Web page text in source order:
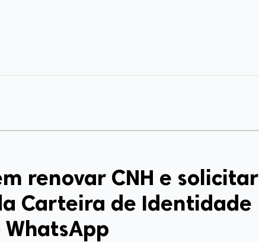
renovar CNH e solicitar
Carteira de Identidade